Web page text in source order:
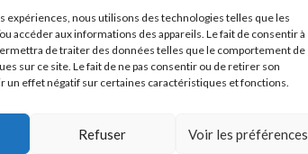
expériences, nous utilisons des technologies telles que les
accéder aux informations des appareils. Le fait de consentir à
de traiter des données telles que le comportement de
sur ce site. Le fait de ne pas consentir ou de retirer son
un effet négatif sur certaines caractéristiques et fonctions.
Refuser Voir les préférences